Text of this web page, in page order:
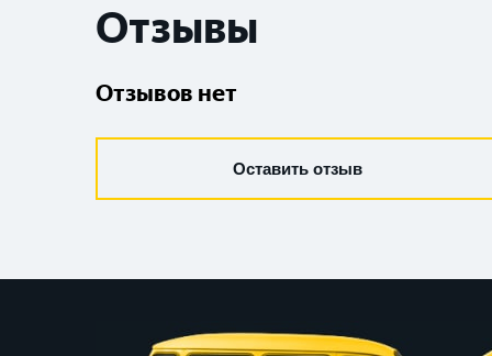
Отзывы
Отзывов нет
Оставить отзыв